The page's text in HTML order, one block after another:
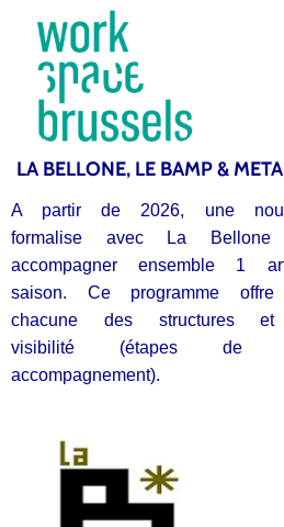
LA BELLONE, LE BAMP &
A partir de 2026, une
formalise avec La
accompagner ensemble 1
saison. Ce programme
chacune des structures
visibilité (étapes de
accompagnement).